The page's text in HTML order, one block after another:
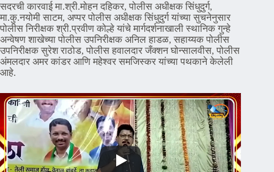
सदरची कारवाई मा.श्री.मोहन दहिकर, पोलीस अधीक्षक सिंधुदुर्ग,
मा.कु.नयोमी साटम, अप्पर पोलीस अधीक्षक सिंधुदुर्ग यांच्या सुचनेनुसार
पोलीस निरीक्षक श्री.प्रवीण कोल्हे यांचे मार्गदर्शनाखाली स्थानिक गुन्हे
अन्वेषण शाखेच्या पोलीस उपनिरीक्षक अनिल हाडळ, सहाय्यक पोलीस
उपनिरीक्षक सुरेश राठोड, पोलीस हवालदार जँक्शन घोन्सालवीस, पोलीस
अंमलदार अमर कांडर आणि महेश्वर समजिस्कर यांच्या पथकाने केलेली
आहे.